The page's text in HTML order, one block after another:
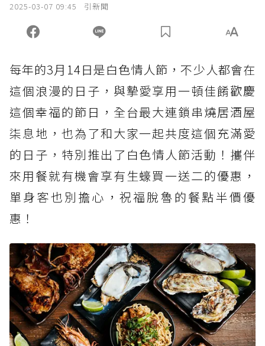
2025-03-07 09:45 引新聞
每年的3月14日是白色情人節，不少人都會在
這個浪漫的日子，與摯愛享用一頓佳餚歡慶
這個幸福的節日，全台最大連鎖串燒居酒屋
柒息地，也為了和大家一起共度這個充滿愛
的日子，特別推出了白色情人節活動！攜伴
來用餐就有機會享有生蠔買一送二的優惠，
單身客也別擔心，祝福脫魯的餐點半價優
惠！